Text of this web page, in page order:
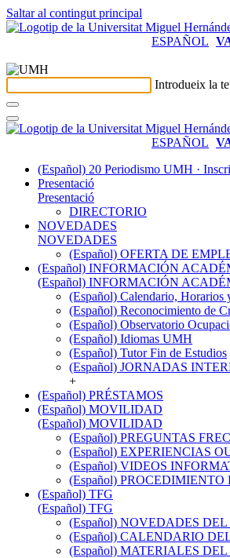
Saltar al contingut principal
ESPAÑOL
Introdueix la
ESPAÑOL
(Español) 20 Periodismo UMH ·
Presentació
Presentació
DIRECTORIO
NOVEDADES
NOVEDADES
(Español) OFERTA DE
(Español) INFORMACIÓN
(Español) INFORMACIÓN
(Español) Calendario, Horarios
(Español) Reconocimiento de
(Español) Observatorio
(Español) Idiomas UMH
(Español) Tutor Fin de Estudios
(Español) JORNADAS
+
(Español) PRÉSTAMOS
(Español) MOVILIDAD
(Español) MOVILIDAD
(Español) PREGUNTAS
(Español) EXPERIENCIAS
(Español) VIDEOS
(Español)
(Español) TFG
(Español) TFG
(Español) NOVEDADES DEL
(Español) CALENDARIO
(Español) MATERIALES DEL